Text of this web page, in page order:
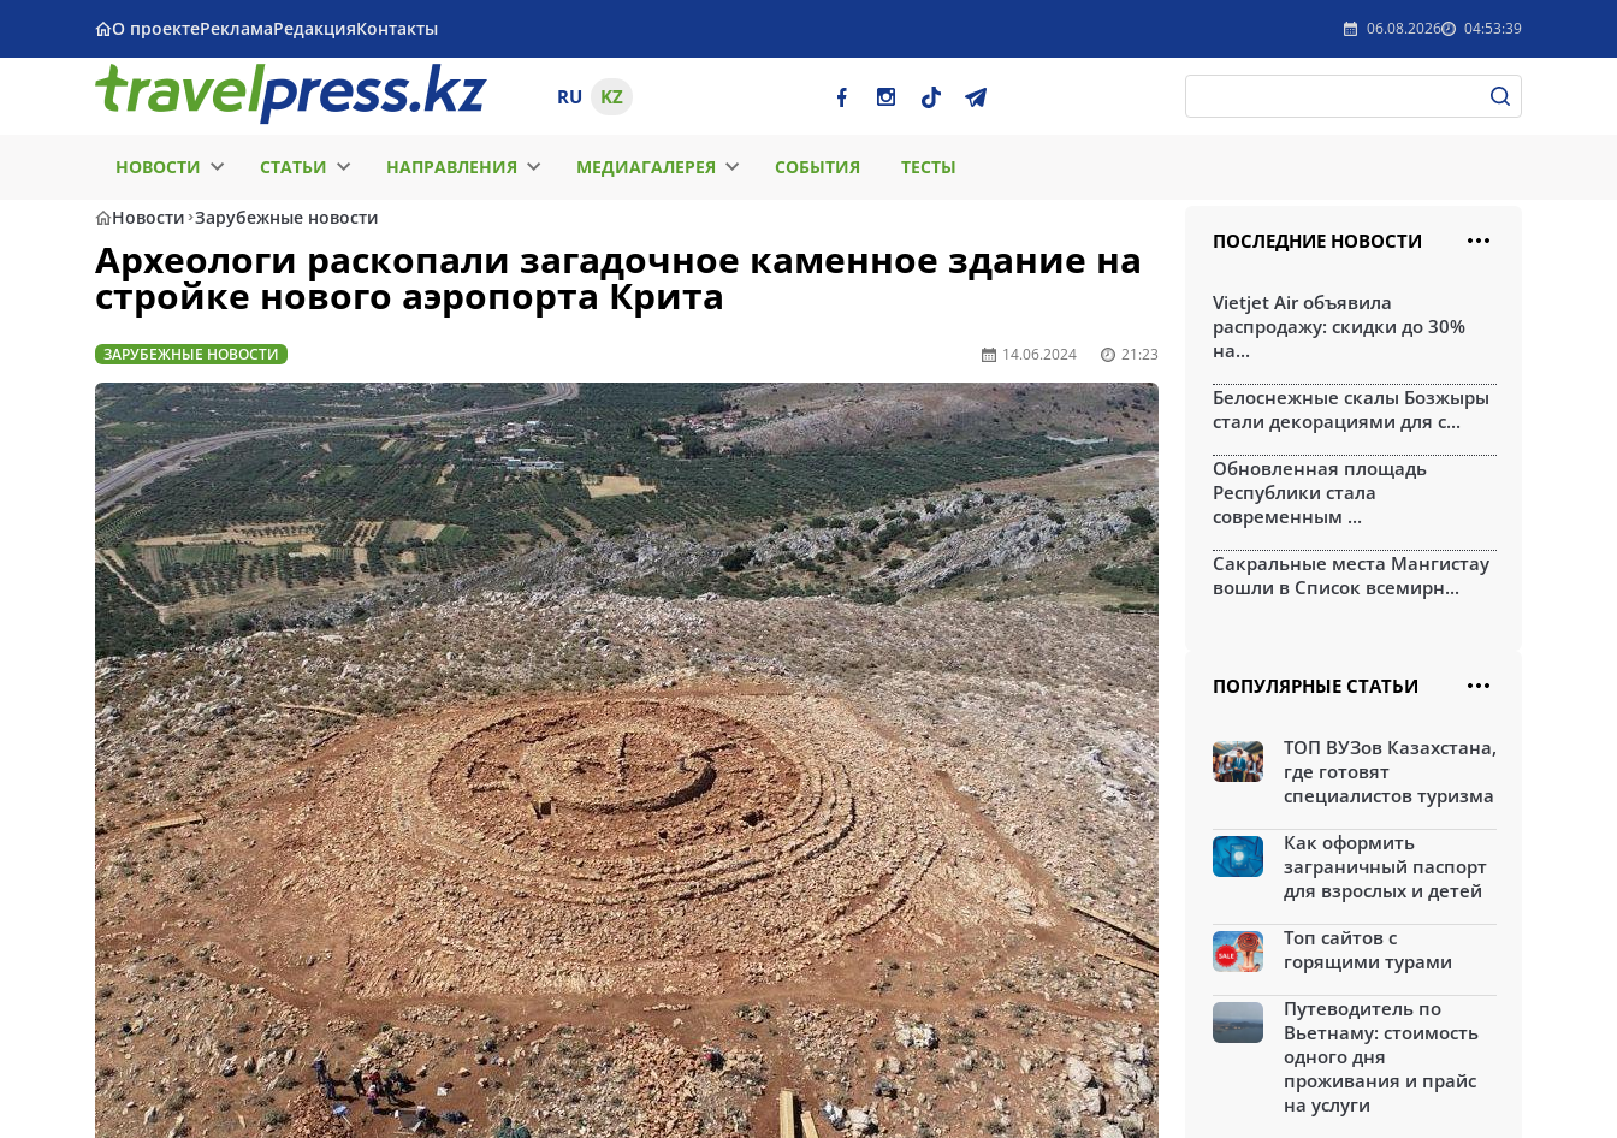
О проектеРекламаРедакцияКонтакты 06.08.2026 04:53:39
RU KZ
НОВОСТИ СТАТЬИ НАПРАВЛЕНИЯ МЕДИАГАЛЕРЕЯ СОБЫТИЯ ТЕСТЫ
Новости Зарубежные новости
Археологи раскопали загадочное каменное здание на
стройке нового аэропорта Крита
ЗАРУБЕЖНЫЕ НОВОСТИ 14.06.2024 21:23
ПОСЛЕДНИЕ НОВОСТИ
Vietjet Air объявила
распродажу: скидки до 30%
на...
Белоснежные скалы Бозжыры
стали декорациями для с...
Обновленная площадь
Республики стала
современным ...
Сакральные места Мангистау
вошли в Список всемирн...
ПОПУЛЯРНЫЕ СТАТЬИ
ТОП ВУЗов Казахстана,
где готовят
специалистов туризма
Как оформить
заграничный паспорт
для взрослых и детей
Топ сайтов с
горящими турами
Путеводитель по
Вьетнаму: стоимость
одного дня
проживания и прайс
на услуги